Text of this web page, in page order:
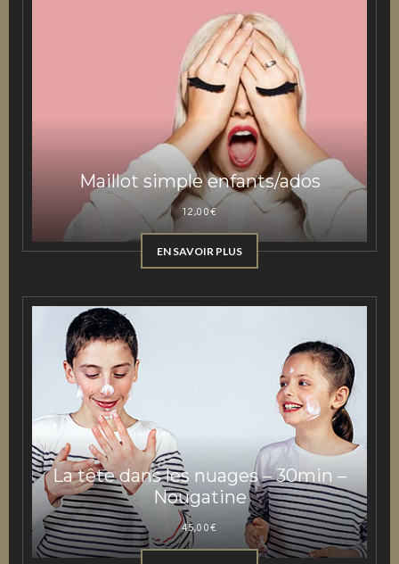
Maillot simple enfants/ados
12,00€
EN SAVOIR PLUS
La tête dans les nuages – 30min –
Nougatine
45,00€